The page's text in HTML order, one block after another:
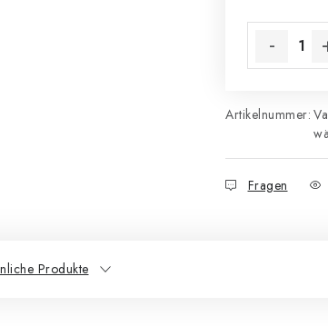
Artikelnummer:
Fragen
Produkte